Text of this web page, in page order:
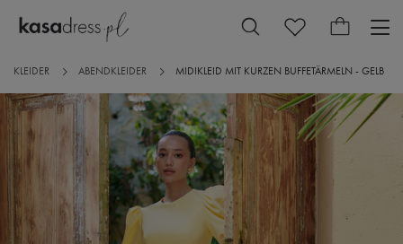
KLEIDER ABENDKLEIDER MIDIKLEID MIT KURZEN BUFFETÄRMELN - GELB